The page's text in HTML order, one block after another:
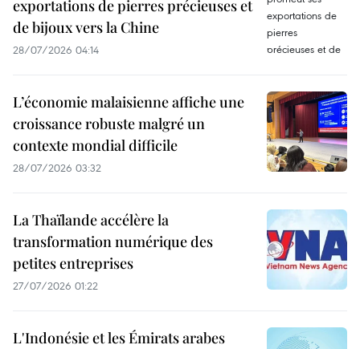
exportations de pierres précieuses et
de bijoux vers la Chine
28/07/2026 04:14
L’économie malaisienne affiche une
croissance robuste malgré un
contexte mondial difficile
28/07/2026 03:32
La Thaïlande accélère la
transformation numérique des
petites entreprises
27/07/2026 01:22
L'Indonésie et les Émirats arabes